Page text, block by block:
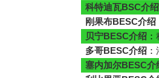
科特迪瓦BSC介绍
刚果布BESC介绍
贝宁BESC介绍 ：
多哥BESC介绍 ：
塞内加尔BESC介